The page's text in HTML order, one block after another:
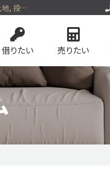
| 2025年4月建築基準法改正で「駆け込み需要」が起こる？ | 松戸市, 柏市, 流山市, 野田市, 我孫子市の一戸建て, マンション, 土地, 投資用, 賃貸など、不動産の事ならセンチュリー21五大ホーム
借りたい 売りたい